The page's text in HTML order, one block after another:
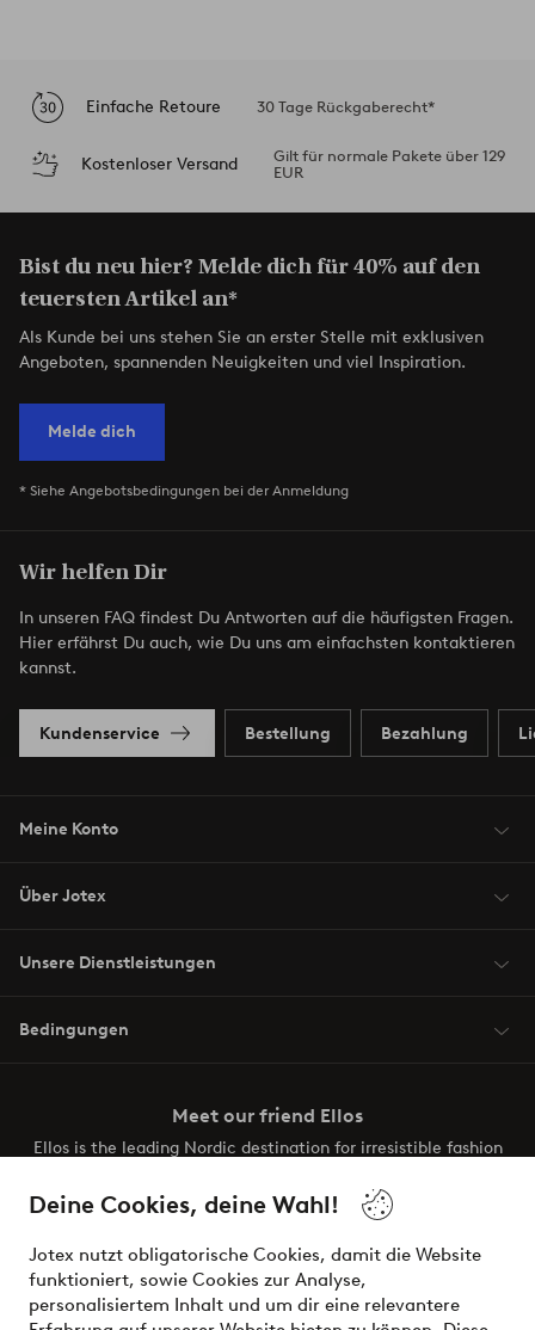
Deine Cookies, deine Wahl!
Jotex nutzt obligatorische Cookies, damit die Website
funktioniert, sowie Cookies zur Analyse,
personalisiertem Inhalt und um dir eine relevantere
Einfache Retoure 30 Tage Rückgaberecht*
Kostenloser Versand
Gilt für normale Pakete über 129
EUR
Bist du neu hier? Melde dich für 40% auf den
teuersten Artikel an*
Als Kunde bei uns stehen Sie an erster Stelle mit exklusiven
Angeboten, spannenden Neuigkeiten und viel Inspiration.
Melde dich
* Siehe Angebotsbedingungen bei der Anmeldung
Wir helfen Dir
In unseren FAQ findest Du Antworten auf die häufigsten Fragen.
Hier erfährst Du auch, wie Du uns am einfachsten kontaktieren
kannst.
Kundenservice Bestellung Bezahlung
Meine Konto
Über Jotex
Unsere Dienstleistungen
Bedingungen
Meet our friend Ellos
Ellos is the leading Nordic destination for irresistible fashion
the latest trends, curated to make finding your next look
effortless. It’s all here.
Visit Ellos